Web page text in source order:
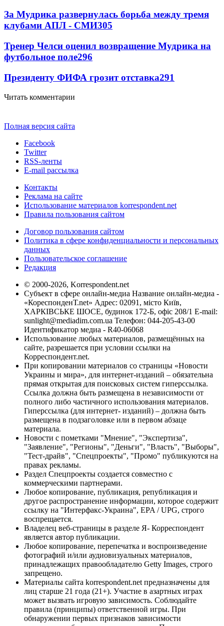
За Мудрика развернулась борьба между тремя
клубами АПЛ - СМИ305
Тренер Челси оценил возвращение Мудрика на
футбольное поле296
Президенту ФИФА грозит отставка291
Читать комментарии
Полная версия сайта
Facebook
Twitter
RSS-ленты
E-mail рассылка
Контакты
Реклама на сайте
Использование материалов korrespondent.net
Правила пользования сайтом
Договор пользования сайтом
Политика в сфере конфиденциальности и персональных
данных
Пользовательское соглашение
Редакция
© 2000-2026, Korrespondent.net
Субъект в сфере онлайн-медиа Название онлайн-медиа -
«КореспонденТ.net» Адрес: 02091, місто Київ,
ХАРКІВСЬКЕ ШОСЕ, будинок 172-Б, офіс 208/1 E-mail:
sunlight@mediadim.com.ua Телефон: 044-205-43-00
Идентификатор медиа - R40-06068
Использование любых материалов, размещённых на
сайте, разрешается при условии ссылки на
Корреспондент.net.
При копировании материалов со страницы «Новости
Украины и мира», для интернет-изданий – обязательна
прямая открытая для поисковых систем гиперссылка.
Ссылка должна быть размещена в независимости от
полного либо частичного использования материалов.
Гиперссылка (для интернет- изданий) – должна быть
размещена в подзаголовке или в первом абзаце
материала.
Новости с пометками "Мнение", "Экспертиза",
"Заявление", "Регионы", "Деньги", "Власть", "Выборы",
"Тест-драйв", "Спецпроекты", "Промо" публикуются на
правах рекламы.
Раздел Спецпроекты создается совместно с
коммерческими партнерами.
Любое копирование, публикация, републикация и
другое распространение информации, которое содержит
ссылку на "Интерфакс-Украина", EPA / UPG, строго
воспрещается.
Владелец веб-страницы в разделе Я- Корреспондент
является автор публикации.
Любое копирование, перепечатка и воспроизведение
фотографий и/или аудиовизуальных материалов,
принадлежащих правообладателю Getty Images, строго
запрещено.
Материалы сайта korrespondent.net предназначены для
лиц старше 21 года (21+). Участие в азартных играх
может вызвать игровую зависимость. Соблюдайте
правила (принципы) ответственной игры. При
обнаружении первых признаков зависимости